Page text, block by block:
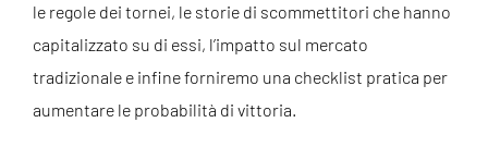
le regole dei tornei, le storie di scommettitori che hanno
capitalizzato su di essi, l’impatto sul mercato
tradizionale e infine forniremo una checklist pratica per
aumentare le probabilità di vittoria.